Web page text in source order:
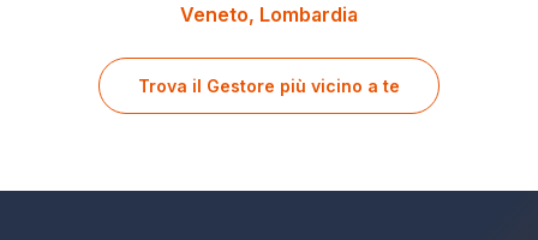
Veneto Lombardia
Trova il Gestore più vicino a te